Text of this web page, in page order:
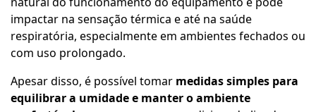
impactar na sensação térmica e até na saúde
respiratória, especialmente em ambientes fechados ou
com uso prolongado.
Apesar disso, é possível tomar medidas simples para
equilibrar a umidade e manter o ambiente